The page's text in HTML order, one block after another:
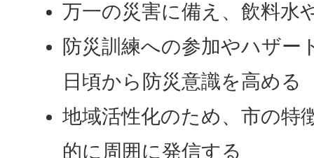
万一の災害に備え、飲料水
防災訓練への参加やハザー
日頃から防災意識を高める
地域活性化のため、市の特
的に周囲に発信する